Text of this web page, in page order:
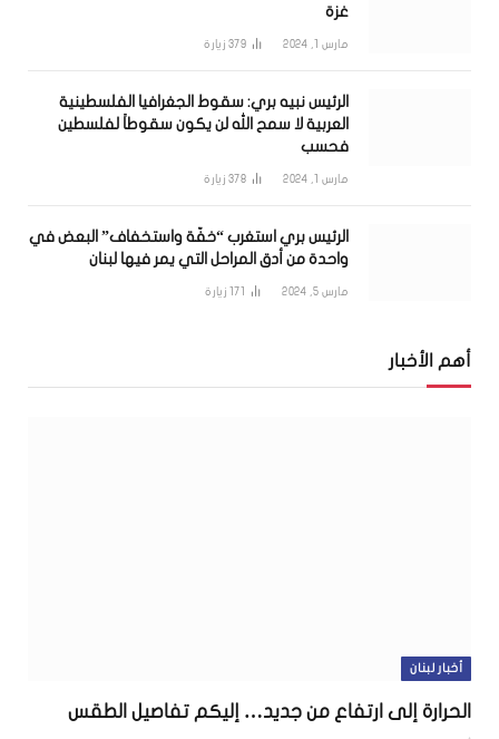
غزة
مارس 1, 2024 379 زيارة
الرئيس نبيه بري: سقوط الجغرافيا الفلسطينية
العربية لا سمح الله لن يكون سقوطاً لفلسطين
فحسب
مارس 1, 2024 378 زيارة
الرئيس بري استغرب “خفّة واستخفاف” البعض في
واحدة من أدق المراحل التي يمر فيها لبنان
مارس 5, 2024 171 زيارة
أهم الأخبار
أخبار لبنان
الحرارة إلى ارتفاع من جديد… إليكم تفاصيل الطقس